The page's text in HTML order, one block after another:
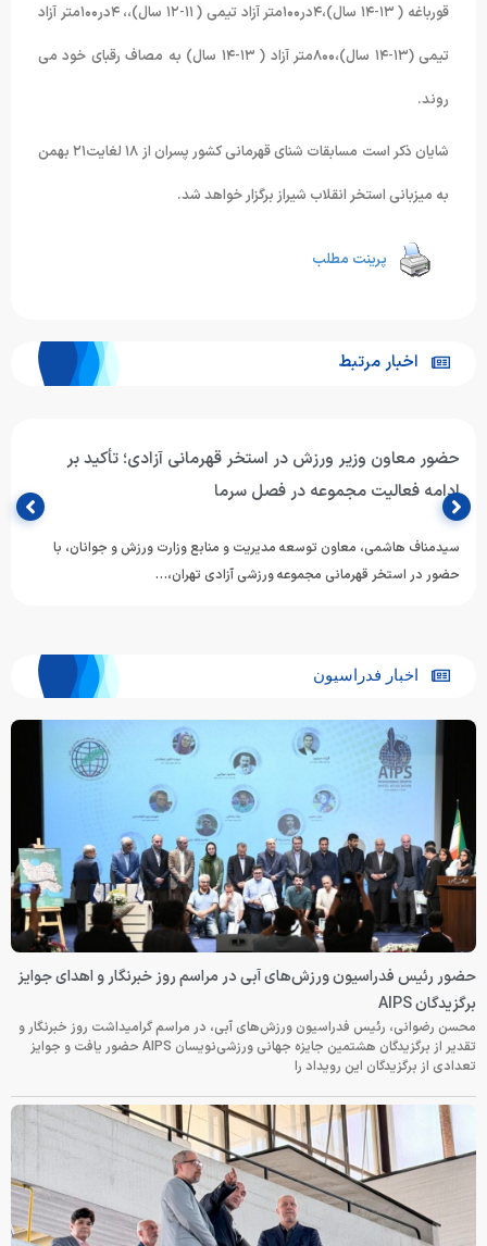
قورباغه ( ١٣-١۴ سال)،۴در١۰۰متر آزاد تیمی ( ١١-١٢ سال)،، ۴در١۰۰متر آزاد
تیمی (١٣-١۴ سال)،٨۰۰متر آزاد ( ١٣-١۴ سال) به مصاف رقبای خود می
روند.
شایان ذکر است مسابقات شنای قهرمانی کشور پسران از ١٨ لغایت٢١ بهمن
به میزبانی استخر انقلاب شیراز برگزار خواهد شد.
پرینت مطلب
اخبار مرتبط
حضور معاون وزیر ورزش در استخر قهرمانی آزادی؛ تأکید بر
ادامه فعالیت مجموعه در فصل سرما
سیدمناف هاشمی، معاون توسعه مدیریت و منابع وزارت ورزش و جوانان، با
حضور در استخر قهرمانی مجموعه ورزشی آزادی تهران،…
اخبار فدراسیون
حضور رئیس فدراسیون ورزش‌های آبی در مراسم روز خبرنگار و اهدای جوایز
برگزیدگان AIPS
محسن رضوانی، رئیس فدراسیون ورزش‌های آبی، در مراسم گرامیداشت روز خبرنگار و
تقدیر از برگزیدگان هشتمین جایزه جهانی ورزشی‌نویسان AIPS حضور یافت و جوایز
تعدادی از برگزیدگان این رویداد را